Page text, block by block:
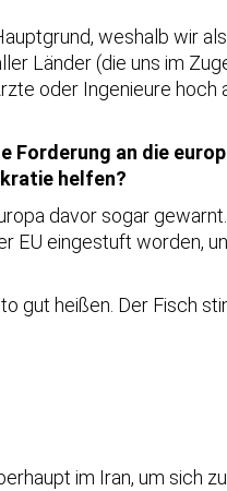
weshalb wir als
Länder (die uns im
oder Ingenieure hoch
Forderung an die
helfen?
davor sogar
EU eingestuft worden,
gut heißen. Der Fisch
im Iran, um sich zu